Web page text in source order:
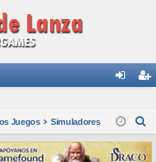
nti
fic
ist
ra
Juegos Simuladores
s